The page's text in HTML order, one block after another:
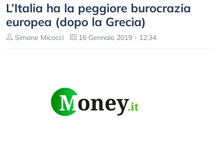
L’Italia ha la peggiore burocrazia
europea (dopo la Grecia)
Simone Micocci 16 Gennaio 2019 - 12:34